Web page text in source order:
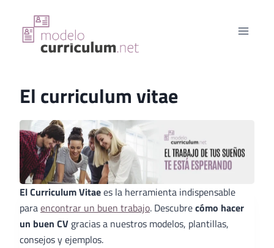
contenido
El curriculum vitae
El Curriculum Vitaees la herramienta indispensable
paraencontrar un buen trabajo. Descubrecómo hacer
un buen CV gracias a nuestros modelos, plantillas,
consejos y ejemplos.